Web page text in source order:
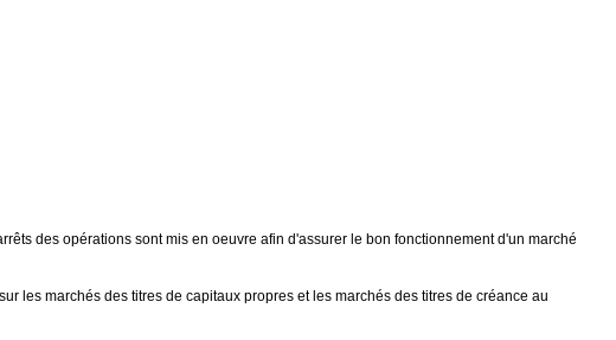
des opérations sont mis en oeuvre afin d'assurer le bon fonctionnement d'un marché
les marchés des titres de capitaux propres et les marchés des titres de créance au